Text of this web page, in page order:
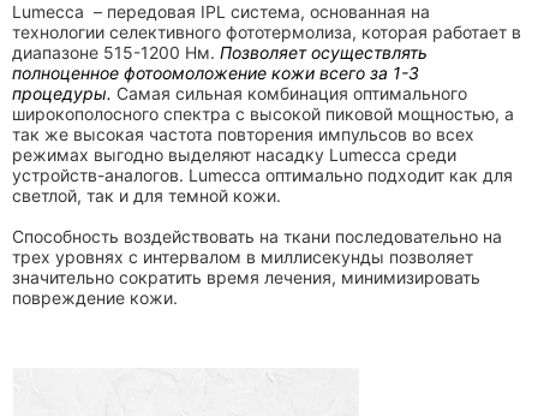
Lumecca – передовая IPL система, основанная на
технологии селективного фототермолиза, которая работает в
диапазоне 515-1200 Нм. Позволяет осуществлять
полноценное фотоомоложение кожи всего за 1-3
процедуры. Самая сильная комбинация оптимального
широкополосного спектра с высокой пиковой мощностью, а
так же высокая частота повторения импульсов во всех
режимах выгодно выделяют насадку Lumecca среди
устройств-аналогов. Lumecca оптимально подходит как для
светлой, так и для темной кожи.
Способность воздействовать на ткани последовательно на
трех уровнях с интервалом в миллисекунды позволяет
значительно сократить время лечения, минимизировать
повреждение кожи.